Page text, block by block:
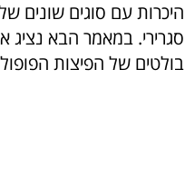
היכרות עם סוגים שונים
סגרירי. במאמר הבא נציג
בולטים של הפיצות